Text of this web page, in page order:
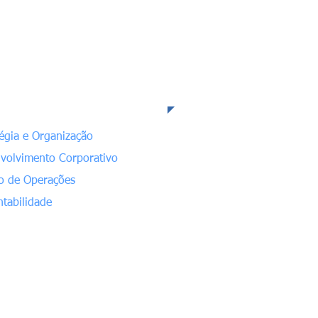
e Organização
Corporativo
de Operações